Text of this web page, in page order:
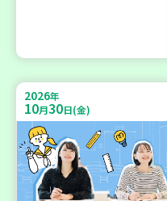
2026年
10月30日(金)